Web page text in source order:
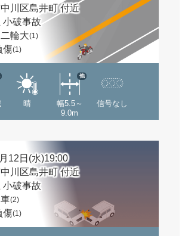
川区島井町 付近
小破事故
輪大(1)
傷(1)
晴
幅5.5～
9.0m
他
信号なし
12日(水)19:00
川区島井町 付近
小破事故
(2)
傷(1)